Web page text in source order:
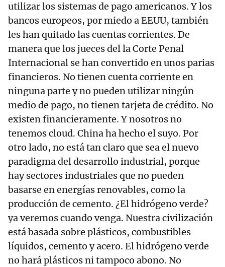
utilizar los sistemas de pago americanos. Y los
bancos europeos, por miedo a EEUU, también
les han quitado las cuentas corrientes. De
manera que los jueces del la Corte Penal
Internacional se han convertido en unos parias
financieros. No tienen cuenta corriente en
ninguna parte y no pueden utilizar ningún
medio de pago, no tienen tarjeta de crédito. No
existen financieramente. Y nosotros no
tenemos cloud. China ha hecho el suyo. Por
otro lado, no está tan claro que sea el nuevo
paradigma del desarrollo industrial, porque
hay sectores industriales que no pueden
basarse en energías renovables, como la
producción de cemento. ¿El hidrógeno verde?
ya veremos cuando venga. Nuestra civilización
está basada sobre plásticos, combustibles
líquidos, cemento y acero. El hidrógeno verde
no hará plásticos ni tampoco abono. No